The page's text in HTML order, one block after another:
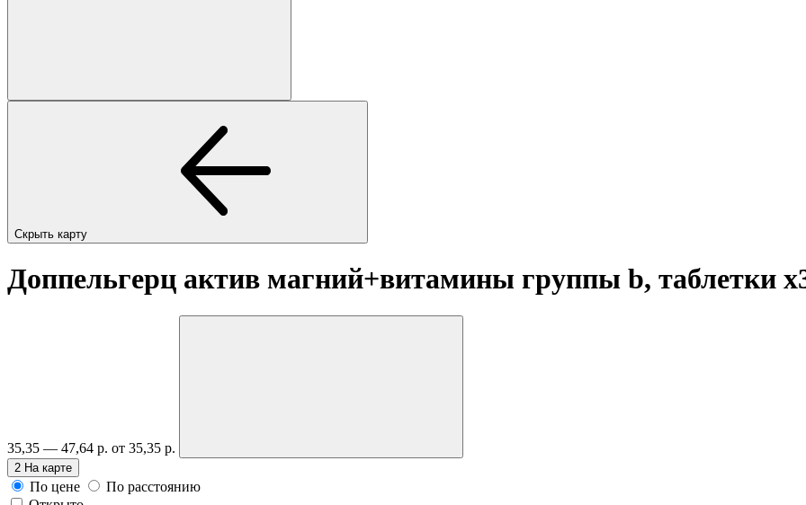
Скрыть карту
Доппельгерц актив магний+витамины группы b, таблетки
35,35 — 47,64 р. от 35,35 р.
2 На карте
По цене
По расстоянию